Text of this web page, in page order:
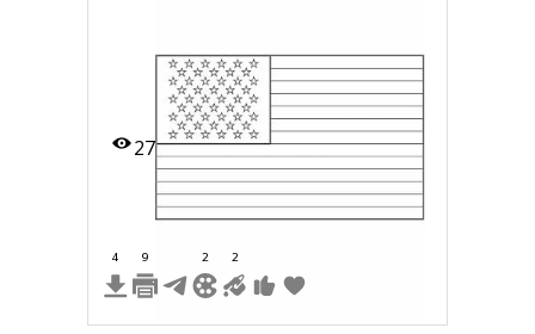
заднем фоне.
27
4 9 2 2